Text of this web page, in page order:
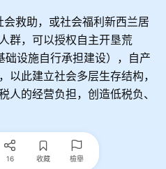
救助，或社会福利新西兰居
群，可以授权自主开垦荒
础设施自行承担建设），自产
以此建立社会多层生存结构，
人的经营负担，创造低税负、
16 收藏 檢舉